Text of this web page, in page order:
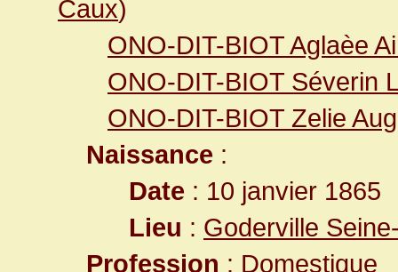
Caux)
ONO-DIT-BIOT Aglaèe
ONO-DIT-BIOT Séverin
ONO-DIT-BIOT Zelie
Naissance :
Date : 10 janvier 1865
Lieu : Goderville
Profession : Domestique